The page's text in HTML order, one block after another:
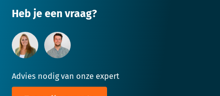
Heb je een vraag?
Advies nodig van onze expert